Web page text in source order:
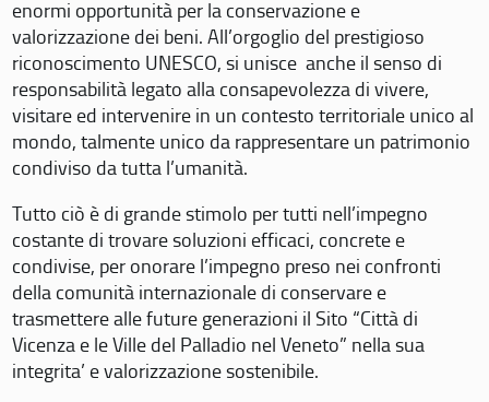
enormi opportunità per la conservazione e
valorizzazione dei beni. All’orgoglio del prestigioso
riconoscimento UNESCO, si unisce anche il senso di
responsabilità legato alla consapevolezza di vivere,
visitare ed intervenire in un contesto territoriale unico al
mondo, talmente unico da rappresentare un patrimonio
condiviso da tutta l’umanità.
Tutto ciò è di grande stimolo per tutti nell’impegno
costante di trovare soluzioni efficaci, concrete e
condivise, per onorare l’impegno preso nei confronti
della comunità internazionale di conservare e
trasmettere alle future generazioni il Sito “Città di
Vicenza e le Ville del Palladio nel Veneto” nella sua
integrita’ e valorizzazione sostenibile.